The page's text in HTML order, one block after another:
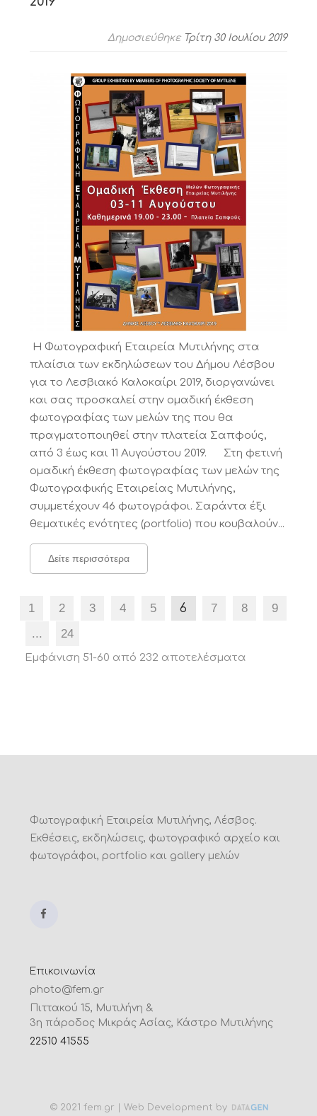
Δημοσιεύθηκε Τρίτη 30 Ιουλίου 2019
Η Φωτογραφική Εταιρεία Μυτιλήνης στα
πλαίσια των εκδηλώσεων του Δήμου Λέσβου
για το Λεσβιακό Καλοκαίρι 2019, διοργανώνει
και σας προσκαλεί στην ομαδική έκθεση
φωτογραφίας των μελών της που θα
πραγματοποιηθεί στην πλατεία Σαπφούς,
από 3 έως και 11 Αυγούστου 2019. Στη φετινή
ομαδική έκθεση φωτογραφίας των μελών της
Φωτογραφικής Εταιρείας Μυτιλήνης,
συμμετέχουν 46 φωτογράφοι. Σαράντα έξι
θεματικές ενότητες (portfolio) που κουβαλούν...
Δείτε περισσότερα
1 2 3 4 5 6 7 8
9
...
24
Εμφάνιση 51-60 από 232 αποτελέσματα
Φωτογραφική Εταιρεία Μυτιλήνης, Λέσβος.
Εκθέσεις, εκδηλώσεις, φωτογραφικό αρχείο και
φωτογράφοι, portfolio και gallery μελών
Επικοινωνία
photo@fem.gr
Πιττακού 15, Μυτιλήνη &
3η πάροδος Μικράς Ασίας, Κάστρο Μυτιλήνης
22510 41555
© 2021 fem.gr | Web Development by